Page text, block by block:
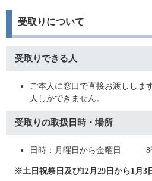
受取りについて
受取りできる人
ご本人に窓口で直接お渡ししま
人しかできません。
受取りの取扱日時・場所
日時：月曜日から金曜日 8
※土日祝祭日及び12月29日から1月3